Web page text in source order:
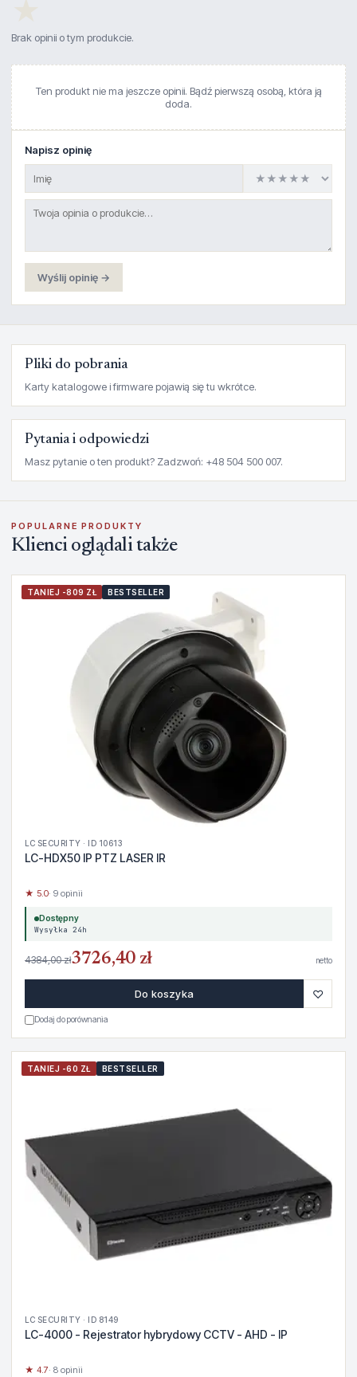
Brak opinii o tym produkcie.
Ten produkt nie ma jeszcze opinii. Bądź pierwszą osobą, która ją
doda.
Napisz opinię
Wyślij opinię →
Pliki do pobrania
Karty katalogowe i firmware pojawią się tu wkrótce.
Pytania i odpowiedzi
Masz pytanie o ten produkt? Zadzwoń: +48 504 500 007.
POPULARNE PRODUKTY
Klienci oglądali także
TANIEJ -809 ZŁ BESTSELLER
LC SECURITY · ID 10613
LC-HDX50 IP PTZ LASER IR
★ 5.0· 9 opinii
Dostępny
Wysyłka 24h
4384,00 zł3726,40 zł netto
Do koszyka ♡
Dodaj do porównania
TANIEJ -60 ZŁ BESTSELLER
LC SECURITY · ID 8149
LC-4000 - Rejestrator hybrydowy CCTV - AHD - IP
★ 4.7· 8 opinii